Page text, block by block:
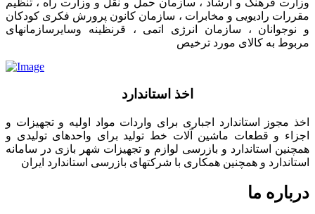
وزارت فرهنگ و ارشاد ، سازمان حمل و نقل و وزارت راه ، تنظیم
مقررات رادیویی و مخابرات ، سازمان کانون پرورش فکری کودکان
و نوجوانان ، سازمان انرژی اتمی ، قرنظینه وسایرسازمانهای
مربوط به کالای مورد ترخیص
اخذ استاندارد
اخذ مجوز استاندارد اجباری برای واردات مواد اولیه و تجهیزات و
اجزاء و قطعات ماشین آلات خط تولید برای واحدهای تولیدی و
همچنین استاندارد و بازرسی لوازم و تجهیزات شهر بازی در سامانه
استاندارد و همچنین همکاری با شرکتهای بازرسی استاندارد ایران
درباره ما